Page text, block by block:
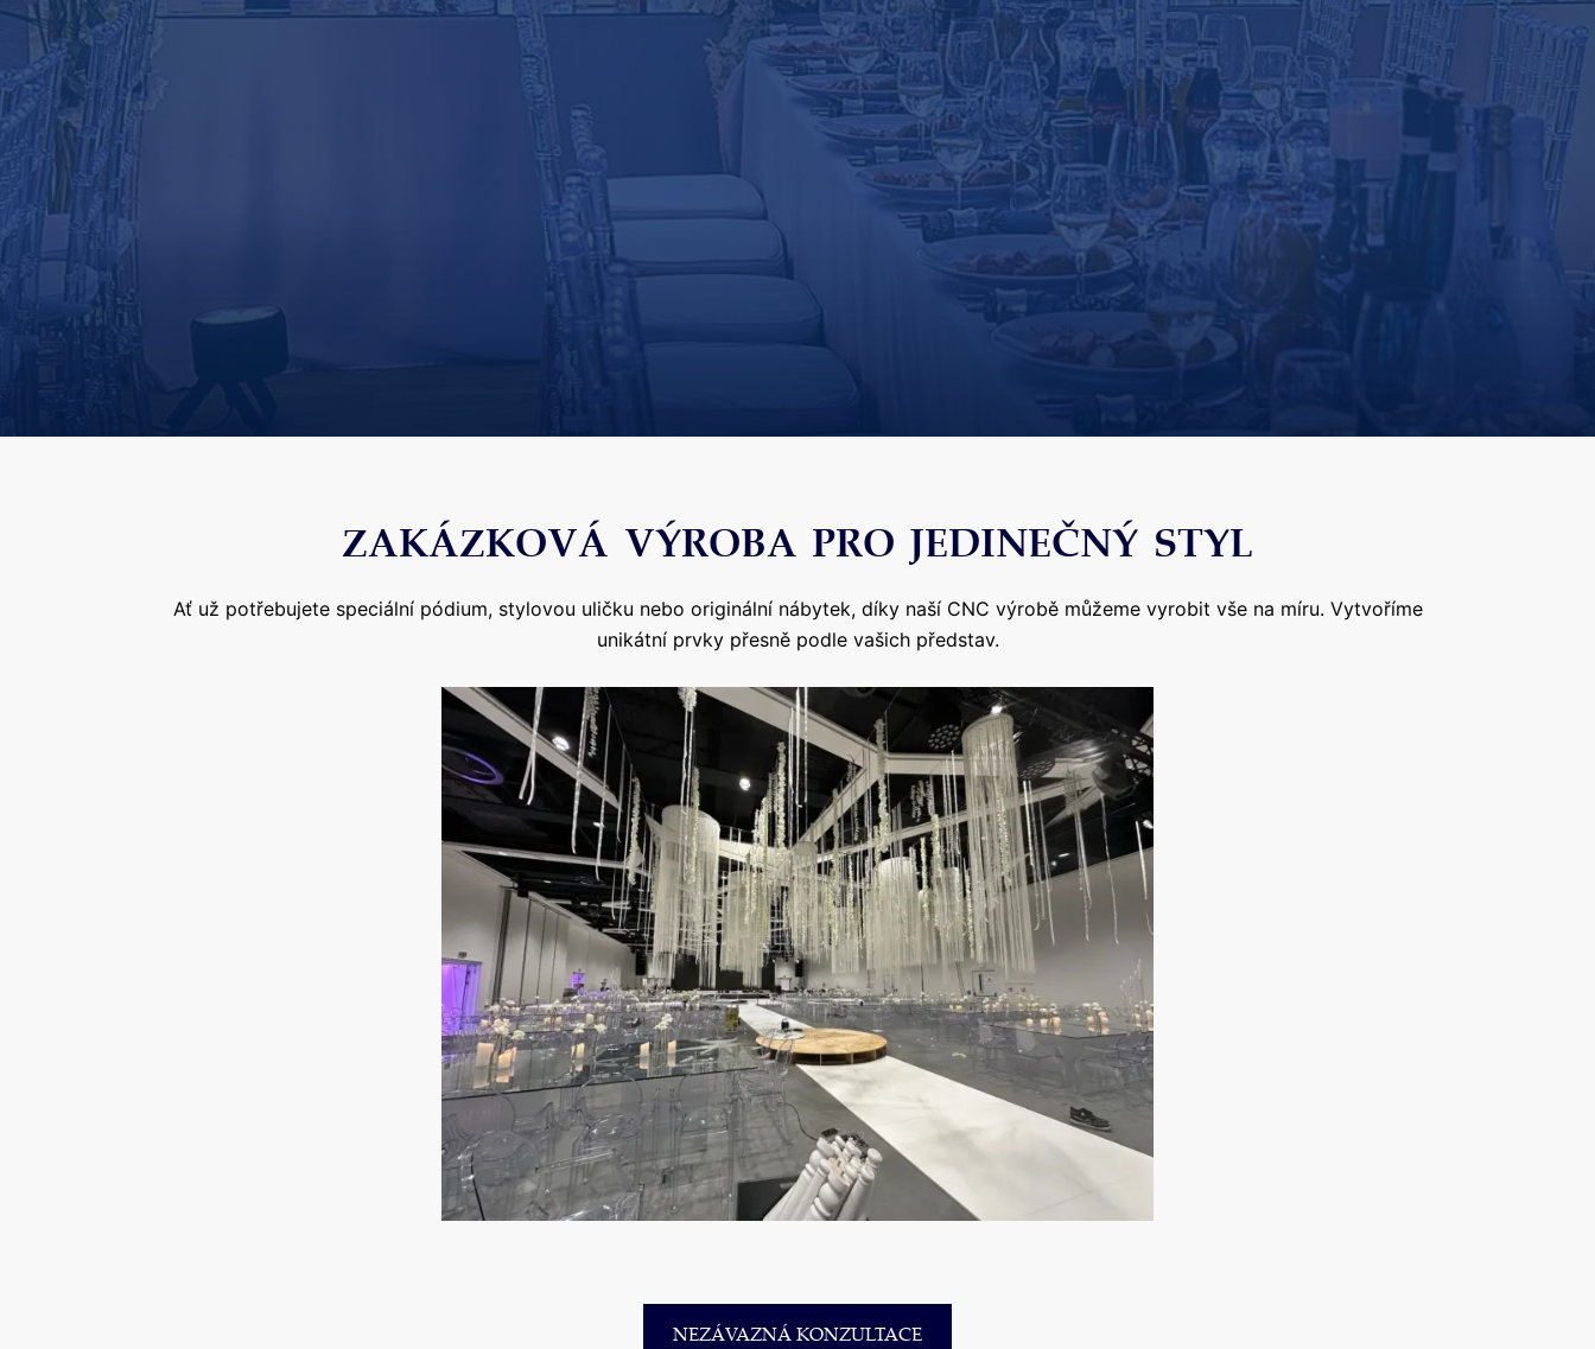
ZAKÁZKOVÁ VÝROBA PRO JEDINEČNÝ STYL
Ať už potřebujete speciální pódium, stylovou uličku nebo originální nábytek, díky naší CNC výrobě můžeme vyrobit vše na míru. Vytvoříme
unikátní prvky přesně podle vašich představ.
NEZÁVAZNÁ KONZULTACE